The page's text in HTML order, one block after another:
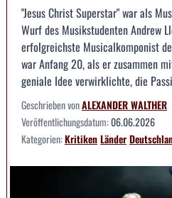
"Jesus Christ Superstar" war als
Wurf des Musikstudenten Andrew
erfolgreichste Musicalkomponist
war Anfang 20, als er zusammen
geniale Idee verwirklichte, die
Geschrieben vonALEXANDER WALTHER
Veröffentlichungsdatum:06.06.2026
Kategorien:KritikenLänder